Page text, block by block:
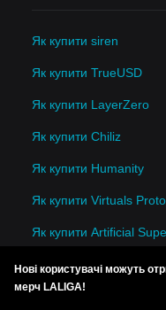
Як купити siren
Як купити TrueUSD
Як купити LayerZero
Як купити Chiliz
Як купити Humanity
Як купити Virtuals
Як купити Artificial
Як купити Dash
Нові користувачі можуть
мерч LALIGA!